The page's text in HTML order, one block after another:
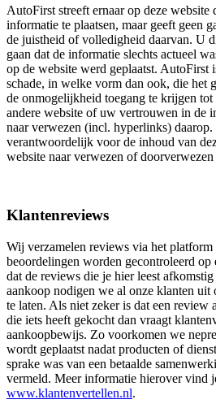
AutoFirst streeft ernaar op deze website
informatie te plaatsen, maar geeft geen
de juistheid of volledigheid daarvan. U
gaan dat de informatie slechts actueel
op de website werd geplaatst. AutoFirst
schade, in welke vorm dan ook, die het
de onmogelijkheid toegang te krijgen
andere website of uw vertrouwen in de
naar verwezen (incl. hyperlinks)
verantwoordelijk voor de inhoud van
website naar verwezen of
Klantenreviews
Wij verzamelen reviews via het
beoordelingen worden gecontroleerd
dat de reviews die je hier leest
aankoop nodigen we al onze klanten uit
te laten. Als niet zeker is dat een review
die iets heeft gekocht dan vraagt
aankoopbewijs. Zo voorkomen we
wordt geplaatst nadat producten of
sprake was van een betaalde
vermeld. Meer informatie hierover vind
www.klantenvertellen.nl.